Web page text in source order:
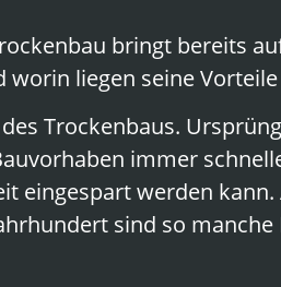
bringt bereits
worin liegen seine Vorteile
Trockenbaus.
immer
eingespart werden
sind so